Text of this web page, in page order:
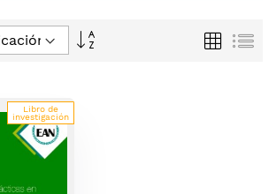
Fijar
Parrilla
Libro de
investigación